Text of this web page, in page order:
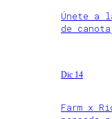
Únete a
de
Dic 14
Farm x